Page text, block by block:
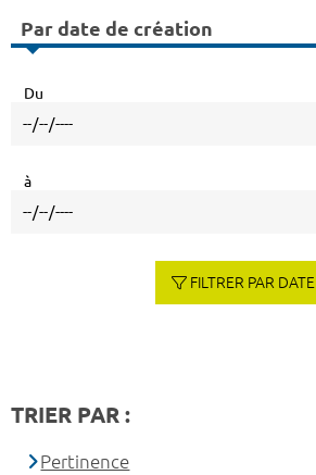
Par date de création
Du
à
FILTRER PAR DATE
TRIER PAR :
Pertinence